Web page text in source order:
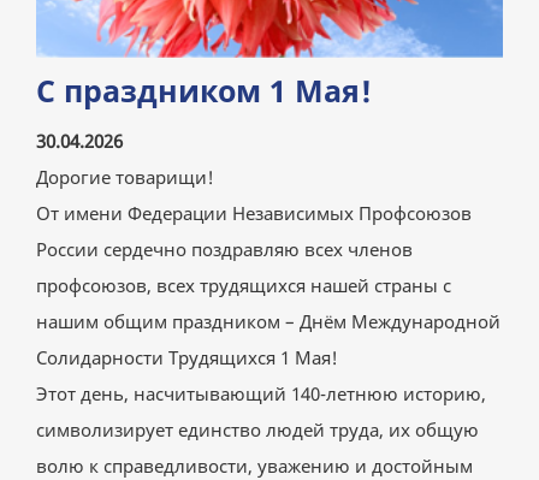
С праздником 1 Мая!
30.04.2026
Дорогие товарищи!
От имени Федерации Независимых Профсоюзов
России сердечно поздравляю всех членов
профсоюзов, всех трудящихся нашей страны с
нашим общим праздником – Днём Международной
Солидарности Трудящихся 1 Мая!
Этот день, насчитывающий 140-летнюю историю,
символизирует единство людей труда, их общую
волю к справедливости, уважению и достойным